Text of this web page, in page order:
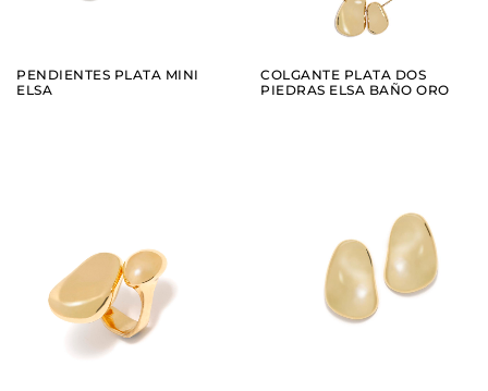
PENDIENTES PLATA MINI
ELSA
COLGANTE PLATA DOS
PIEDRAS ELSA BAÑO ORO
VER AÑADIR VER AÑADIR